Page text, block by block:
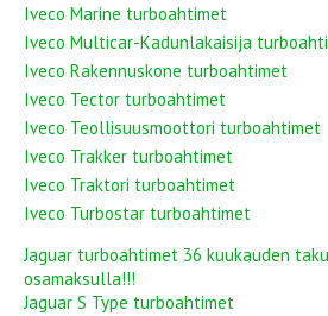
Iveco Marine turboahtimet
Iveco Multicar-Kadunlakaisija
Iveco Rakennuskone turboahtimet
Iveco Tector turboahtimet
Iveco Teollisuusmoottori turboahtimet
Iveco Trakker turboahtimet
Iveco Traktori turboahtimet
Iveco Turbostar turboahtimet
Jaguar turboahtimet 36 kuukauden
osamaksulla!!!
Jaguar S Type turboahtimet